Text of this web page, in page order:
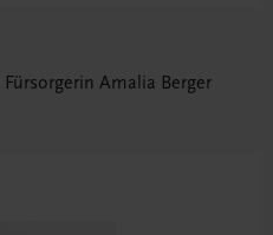
Amalia Berger